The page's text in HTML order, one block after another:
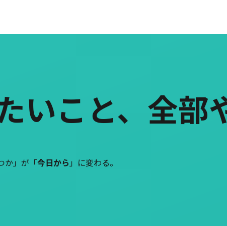
いこと、全部
か」が「今日から 」に変わる。